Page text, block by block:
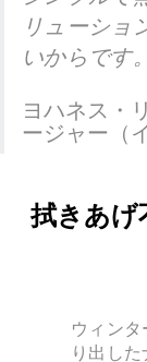
リューショ
いからです。
ヨハネス・
ージャー（
拭きあげ
ウィン
り出し